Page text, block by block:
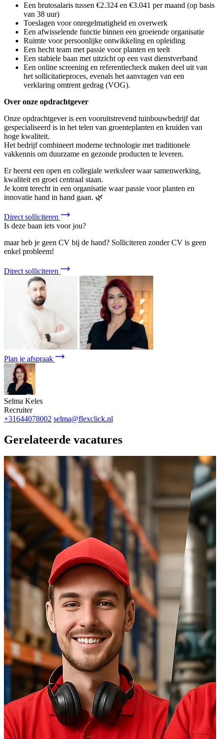
Een brutosalaris tussen €2.324 en €3.041 per maand (op basis
van 38 uur)
Toeslagen voor onregelmatigheid en overwerk
Een afwisselende functie binnen een groeiende organisatie
Ruimte voor persoonlijke ontwikkeling en opleiding
Een hecht team met passie voor planten en teelt
Een stabiele baan met uitzicht op een vast dienstverband
Een online screening en referentiecheck maken deel uit van
het sollicitatieproces, evenals het aanvragen van een
verklaring omtrent gedrag (VOG).
Over onze opdrachtgever
Onze opdrachtgever is een vooruitstrevend tuinbouwbedrijf dat
gespecialiseerd is in het telen van groenteplanten en kruiden van
hoge kwaliteit.
Het bedrijf combineert moderne technologie met traditionele
vakkennis om duurzame en gezonde producten te leveren.
Er heerst een open en collegiale werksfeer waar samenwerking,
kwaliteit en groei centraal staan.
Je komt terecht in een organisatie waar passie voor planten en
innovatie hand in hand gaan. 🌿
Direct solliciteren
Is deze baan iets voor jou?
maar heb je geen CV bij de hand? Solliciteren zonder CV is geen
enkel probleem!
Direct solliciteren
Plan je afspraak
Selma Keles
Recruiter
+31644078002 selma@flexclick.nl
Gerelateerde vacatures